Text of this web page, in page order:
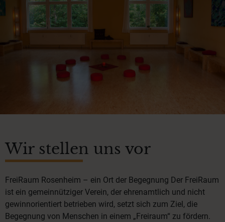
Wir stellen uns vor
FreiRaum Rosenheim – ein Ort der Begegnung Der FreiRaum
ist ein gemeinnütziger Verein, der ehrenamtlich und nicht
gewinnorientiert betrieben wird, setzt sich zum Ziel, die
Begegnung von Menschen in einem „Freiraum“ zu fördern.